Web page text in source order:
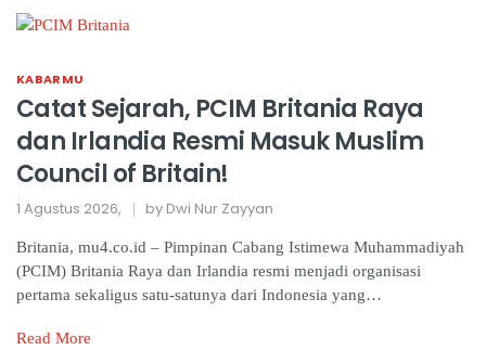
KABARMU
Catat Sejarah, PCIM Britania Raya
dan Irlandia Resmi Masuk Muslim
Council of Britain!
1 Agustus 2026, by Dwi Nur Zayyan
Britania, mu4.co.id – Pimpinan Cabang Istimewa Muhammadiyah
(PCIM) Britania Raya dan Irlandia resmi menjadi organisasi
pertama sekaligus satu-satunya dari Indonesia yang…
Read More